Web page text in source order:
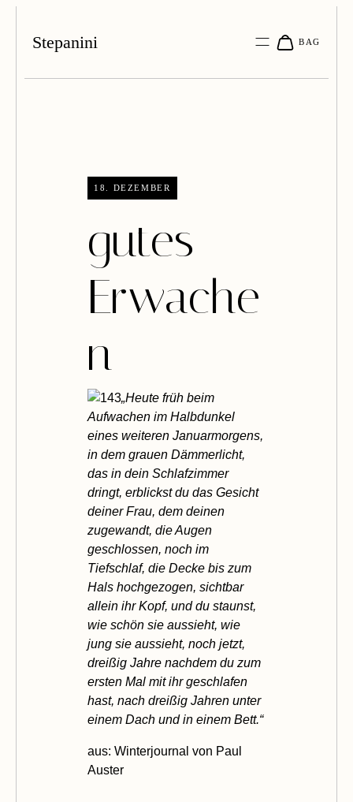
Stepanini
18. DEZEMBER
gutes
Erwache
n
„Heute früh beim
Aufwachen im Halbdunkel
eines weiteren Januarmorgens,
in dem grauen Dämmerlicht,
das in dein Schlafzimmer
dringt, erblickst du das Gesicht
deiner Frau, dem deinen
zugewandt, die Augen
geschlossen, noch im
Tiefschlaf, die Decke bis zum
Hals hochgezogen, sichtbar
allein ihr Kopf, und du staunst,
wie schön sie aussieht, wie
jung sie aussieht, noch jetzt,
dreißig Jahre nachdem du zum
ersten Mal mit ihr geschlafen
hast, nach dreißig Jahren unter
einem Dach und in einem Bett.“
aus: Winterjournal von Paul
Auster